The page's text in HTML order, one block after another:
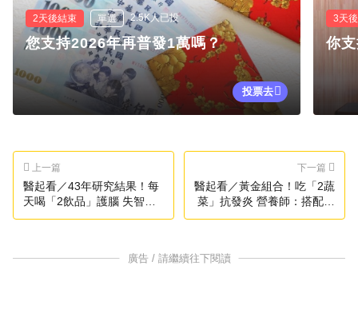
2天後結束 單選 2.5K人已投
您支持2026年再普發1萬嗎？
投票去
3天
你
上一篇
醫起看／43年研究結果！每
天喝「2飲品」護腦 失智症
風險降低18％
下一篇
醫起看／黃金組合！吃「2蔬
菜」抗發炎 營養師：搭配得
好效益更高
廣告 / 請繼續往下閱讀